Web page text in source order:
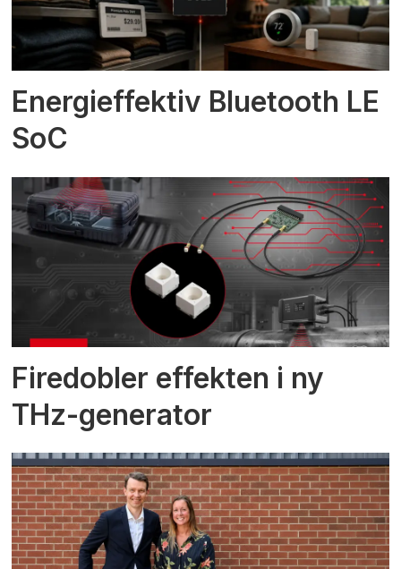
Energieffektiv Bluetooth LE
SoC
Firedobler effekten i ny
THz-generator